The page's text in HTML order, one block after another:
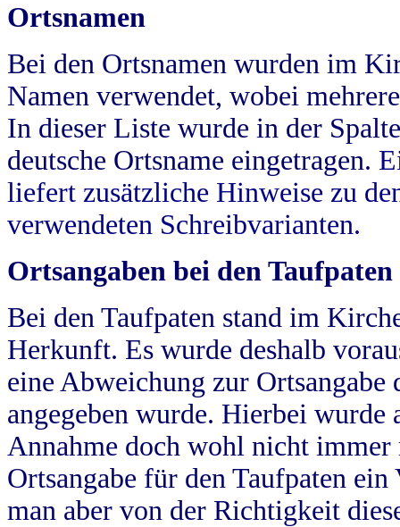
Ortsnamen
Bei den Ortsnamen wurden im
Namen verwendet, wobei
In dieser Liste wurde in der
deutsche Ortsname eingetragen.
liefert zusätzliche Hinweise zu
verwendeten Schreibvarianten.
Ortsangaben bei den Taufpaten
Bei den Taufpaten stand im
Herkunft. Es wurde deshalb
eine Abweichung zur
angegeben wurde. Hierbei wurde
Annahme doch wohl nicht
Ortsangabe für den Taufpaten
man aber von der Richtigkeit